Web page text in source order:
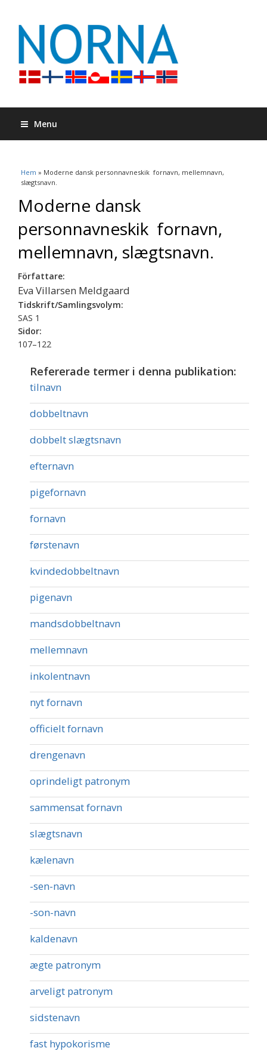
Menu
Du är här
Hem » Moderne dansk personnavneskik  fornavn, mellemnavn,
slægtsnavn.
Moderne dansk
personnavneskik  fornavn,
mellemnavn, slægtsnavn.
Författare:
Eva Villarsen Meldgaard
Tidskrift/Samlingsvolym:
SAS 1
Sidor:
107–122
Refererade termer i denna publikation:
tilnavn
dobbeltnavn
dobbelt slægtsnavn
efternavn
pigefornavn
fornavn
førstenavn
kvindedobbeltnavn
pigenavn
mandsdobbeltnavn
mellemnavn
inkolentnavn
nyt fornavn
officielt fornavn
drengenavn
oprindeligt patronym
sammensat fornavn
slægtsnavn
kælenavn
-sen-navn
-son-navn
kaldenavn
ægte patronym
arveligt patronym
sidstenavn
fast hypokorisme